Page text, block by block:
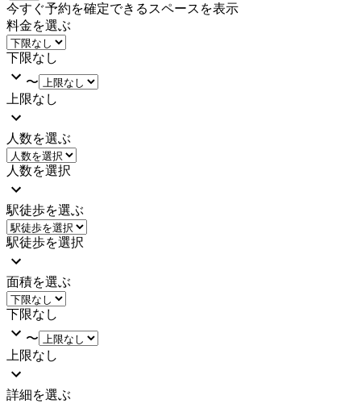
今すぐ予約を確定できるスペースを表示
料金を選ぶ
下限なし
〜
上限なし
人数を選ぶ
人数を選択
駅徒歩を選ぶ
駅徒歩を選択
面積を選ぶ
下限なし
〜
上限なし
詳細を選ぶ